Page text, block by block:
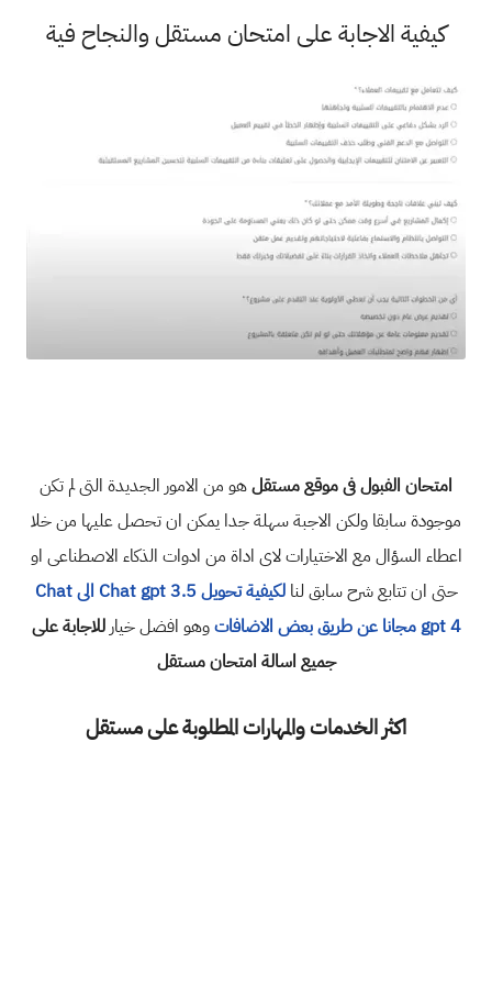
كيفية الاجابة على امتحان مستقل والنجاح فية
امتحان الفبول فى موقع مستقلهو من الامور الجديدة التى لم تكن
موجودة سابقا ولكن الاجبة سهلة جدا يمكن ان تحصل عليها من خلا
اعطاء السؤال مع الاختيارات لاى اداة من ادوات الذكاء الاصطناعى او
حتى ان تتابع شرح سابق لنا
لكيفية تحويل Chat gpt 3.5 الى Chat
gpt 4 مجانا عن طريق بعض الاضافات
وهو افضل خيار للاجابة على
جميع اسالة امتحان مستقل
اكثر الخدمات والمهارات المطلوبة على مستقل